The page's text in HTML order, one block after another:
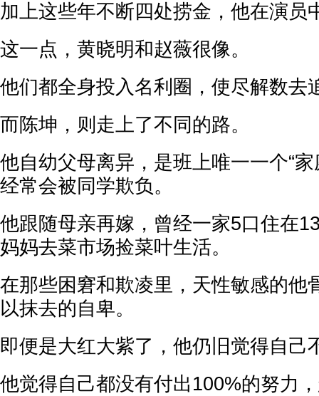
加上这些年不断四处捞金，他在演员
这一点，黄晓明和赵薇很像。
他们都全身投入名利圈，使尽解数去
而陈坤，则走上了不同的路。
他自幼父母离异，是班上唯一一个“
经常会被同学欺负。
他跟随母亲再嫁，曾经一家5口住在
妈妈去菜市场捡菜叶生活。
在那些困窘和欺凌里，天性敏感的他
以抹去的自卑。
即便是大红大紫了，他仍旧觉得自己
他觉得自己都没有付出100%的努力